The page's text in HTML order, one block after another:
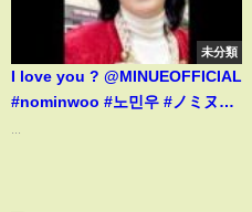
未分類
I love you ? @MINUEOFFICIAL
#nominwoo #노민우 #ノミヌ